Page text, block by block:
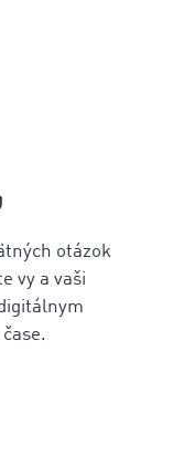
otázok
vy a vaši